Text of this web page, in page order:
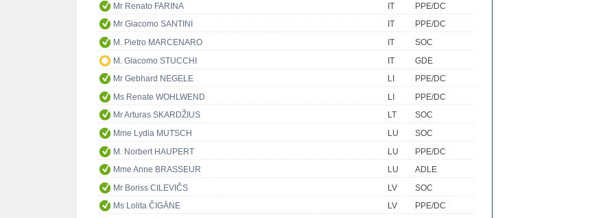
Mr Renato FARINA
IT
PPE/DC
Mr Giacomo SANTINI
IT
PPE/DC
M. Pietro MARCENARO
IT
SOC
M. Giacomo STUCCHI
IT
GDE
Mr Gebhard NEGELE
LI
PPE/DC
Ms Renate WOHLWEND
LI
PPE/DC
Mr Arturas SKARDŽIUS
LT
SOC
Mme Lydia MUTSCH
LU
SOC
M. Norbert HAUPERT
LU
PPE/DC
Mme Anne BRASSEUR
LU
ADLE
Mr Boriss CILEVIČS
LV
SOC
Ms Lolita ČIGĀNE
LV
PPE/DC